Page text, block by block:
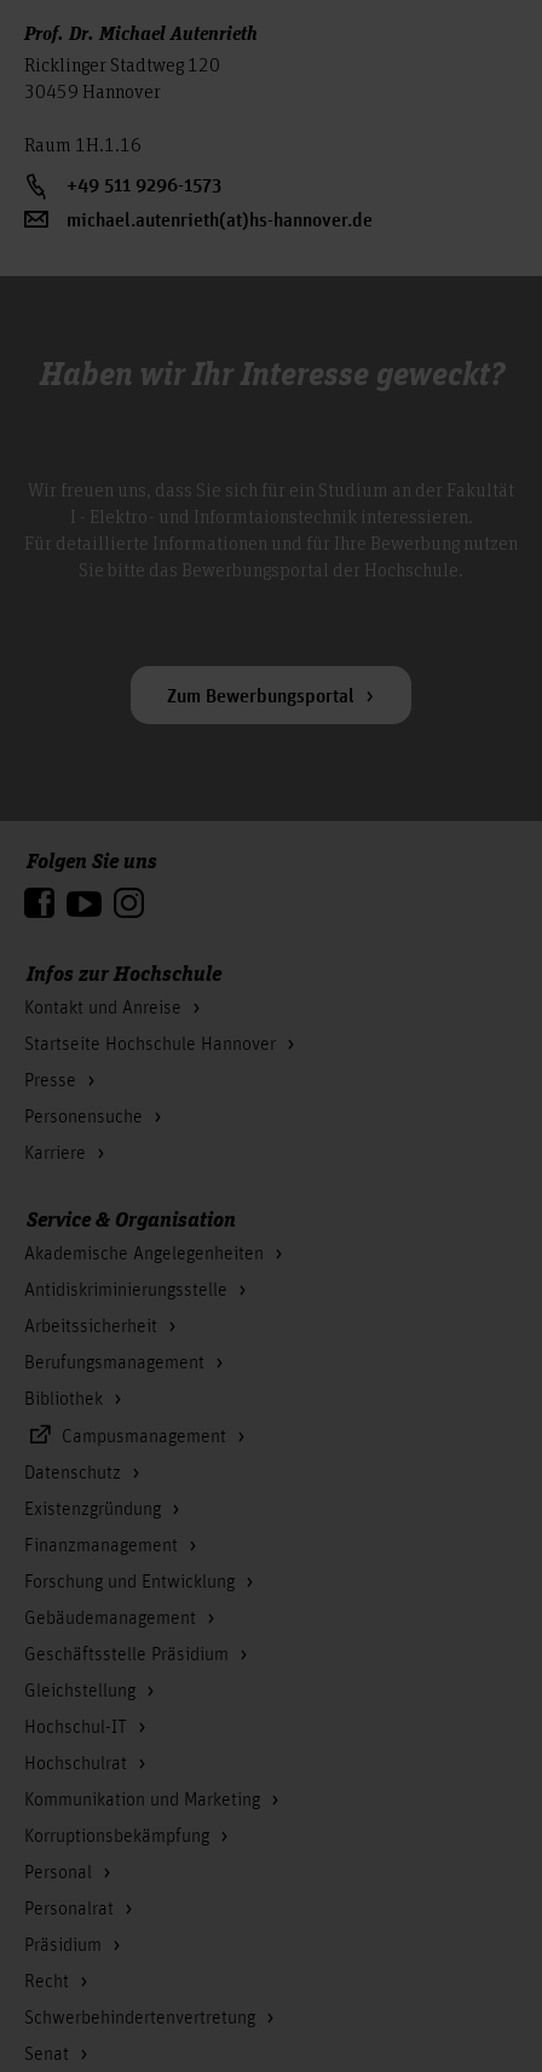
Prof. Dr. Michael Autenrieth
Ricklinger Stadtweg 120
30459 Hannover
Raum 1H.1.16
+49 511 9296-1573
michael.autenrieth(at)hs-hannover.de
Haben wir Ihr Interesse geweckt?
Wir freuen uns, dass Sie sich für ein Studium an der Fakultät
I - Elektro- und Informtaionstechnik interessieren.
Für detaillierte Informationen und für Ihre Bewerbung nutzen
Sie bitte das Bewerbungsportal der Hochschule.
Zum Bewerbungsportal
Infos zur Hochschule
Kontakt und Anreise
Startseite Hochschule Hannover
Presse
Personensuche
Karriere
Folgen Sie uns
Service & Organisation
Akademische Angelegenheiten
Antidiskriminierungsstelle
Arbeitssicherheit
Berufungsmanagement
Bibliothek
Campusmanagement
Datenschutz
Existenzgründung
Finanzmanagement
Forschung und Entwicklung
Gebäudemanagement
Geschäftsstelle Präsidium
Gleichstellung
Hochschul-IT
Hochschulrat
Kommunikation und Marketing
Korruptionsbekämpfung
Personal
Personalrat
Präsidium
Recht
Schwerbehindertenvertretung
Senat